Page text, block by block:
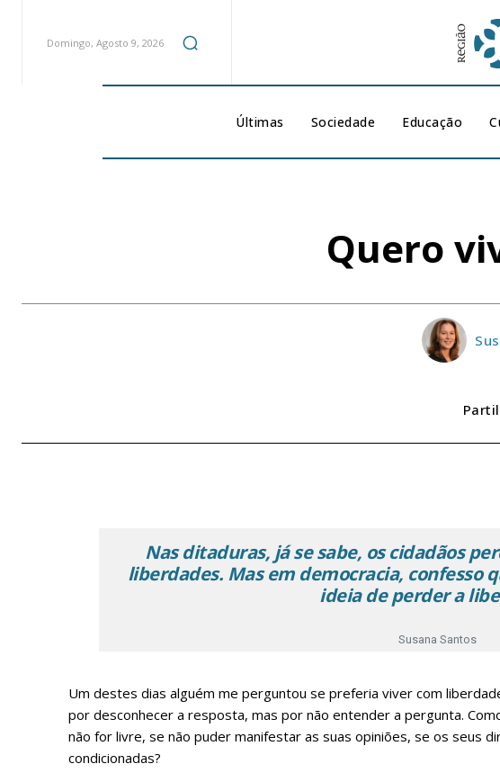
Domingo, Agosto 9, 2026
Últimas Sociedade Educação
Quero
Nas ditaduras, já se sabe, os cidadãos
liberdades. Mas em democracia, confesso
ideia de perder a
Susana Santos
Um destes dias alguém me perguntou se preferia viver com
por desconhecer a resposta, mas por não entender a pergunta.
não for livre, se não puder manifestar as suas opiniões, se os seus
condicionadas?